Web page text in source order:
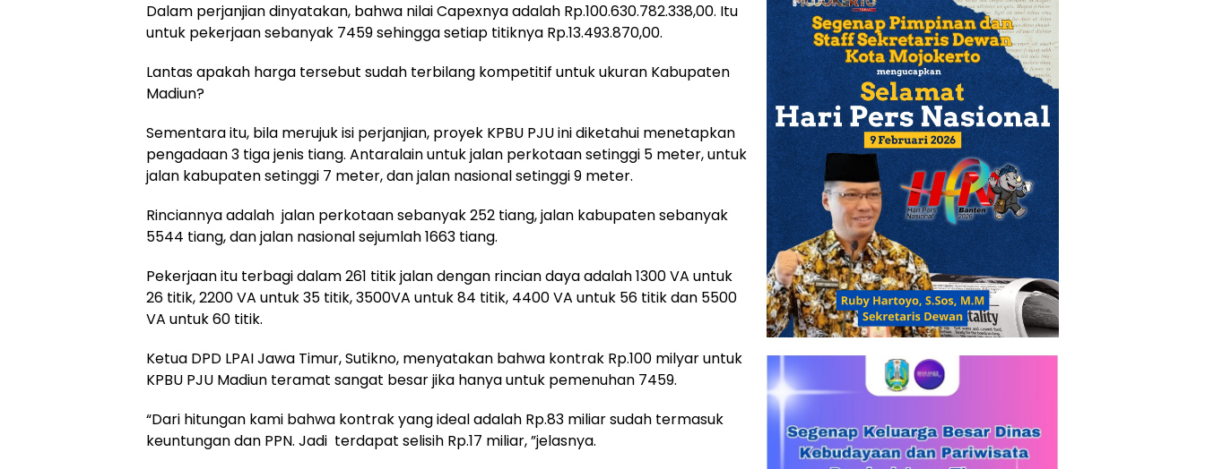
Dalam perjanjian dinyatakan, bahwa nilai Capexnya adalah Rp.100.630.782.338,00. Itu
untuk pekerjaan sebanyak 7459 sehingga setiap titiknya Rp.13.493.870,00.
Lantas apakah harga tersebut sudah terbilang kompetitif untuk ukuran Kabupaten
Madiun?
Sementara itu, bila merujuk isi perjanjian, proyek KPBU PJU ini diketahui menetapkan
pengadaan 3 tiga jenis tiang. Antaralain untuk jalan perkotaan setinggi 5 meter, untuk
jalan kabupaten setinggi 7 meter, dan jalan nasional setinggi 9 meter.
Rinciannya adalah jalan perkotaan sebanyak 252 tiang, jalan kabupaten sebanyak
5544 tiang, dan jalan nasional sejumlah 1663 tiang.
Pekerjaan itu terbagi dalam 261 titik jalan dengan rincian daya adalah 1300 VA untuk
26 titik, 2200 VA untuk 35 titik, 3500VA untuk 84 titik, 4400 VA untuk 56 titik dan 5500
VA untuk 60 titik.
Ketua DPD LPAI Jawa Timur, Sutikno, menyatakan bahwa kontrak Rp.100 milyar untuk
KPBU PJU Madiun teramat sangat besar jika hanya untuk pemenuhan 7459.
“Dari hitungan kami bahwa kontrak yang ideal adalah Rp.83 miliar sudah termasuk
keuntungan dan PPN. Jadi terdapat selisih Rp.17 miliar, ”jelasnya.